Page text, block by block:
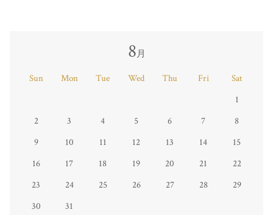
8月
Sun Mon Tue Wed Thu Fri
Sat
1
2
3 4 5 6 7
8
9
10 11 12 13 14
15
16
17 18 19 20 21
22
23
24 25 26 27 28
29
30
31